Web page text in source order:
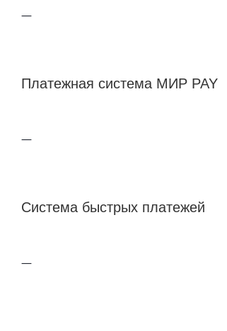
Платежная система МИР PAY
Система быстрых платежей